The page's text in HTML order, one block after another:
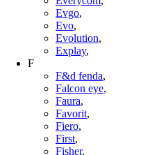
Evgo,
Evo,
Evolution,
Explay,
F
F&d fenda,
Falcon eye,
Faura,
Favorit,
Fiero,
First,
Fisher,